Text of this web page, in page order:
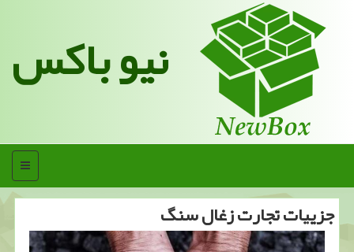
نیو باکس
منو
جزییات تجارت زغال سنگ